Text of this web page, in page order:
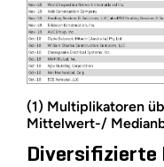
(1) Multiplikatoren
Mittelwert-/
Diversifizierte